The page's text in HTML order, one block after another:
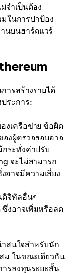
จำเป็นต้อง
ในการปกป้อง
นบนฮาร์ดแวร์
ารสร้างรายได้
ระการ:
งเครือข่าย ข้อผิด
งผู้ตรวจสอบอาจ
กระทั่งค่าปรับ
จะไม่สามารถ
อาจมีความเสี่ยง
ดิจิทัลอื่นๆ
งอาจเพิ่มหรือลด
าสนใจสำหรับนัก
ม ในขณะเดียวกัน
ารลงทุนระยะสั้น